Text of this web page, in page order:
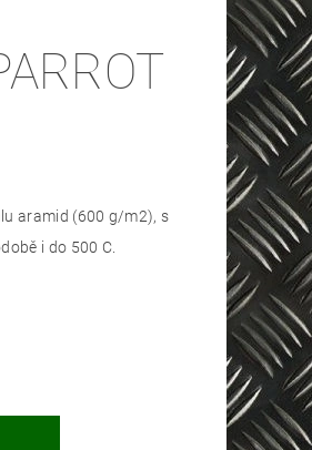
aramid (600 g/m2), s
i do 500 C.